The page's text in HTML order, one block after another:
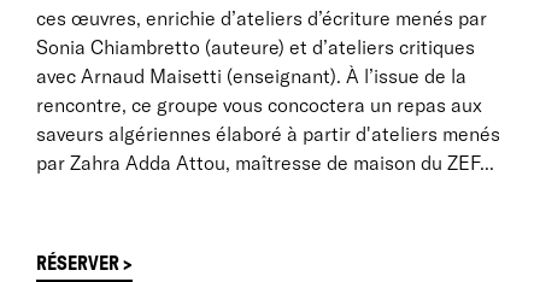
ces œuvres, enrichie d’ateliers d’écriture menés par
Sonia Chiambretto (auteure) et d’ateliers critiques
avec Arnaud Maisetti (enseignant). À l’issue de la
rencontre, ce groupe vous concoctera un repas aux
saveurs algériennes élaboré à partir d'ateliers menés
par Zahra Adda Attou, maîtresse de maison du ZEF...
RÉSERVER >